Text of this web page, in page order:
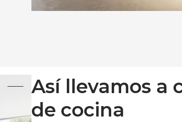
Así llevamos a
de cocina